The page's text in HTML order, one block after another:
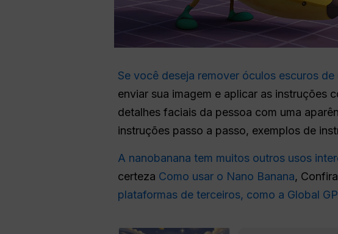
Se você deseja remover óculos escuros
enviar sua imagem e aplicar as instruções
detalhes faciais da pessoa com uma
instruções passo a passo, exemplos de
A nanobanana tem muitos outros usos
certeza Como usar o Nano Banana,
plataformas de terceiros, como a Global